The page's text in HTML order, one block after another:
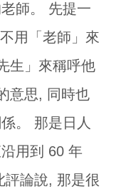
師。 先提一
用「老師」來
生」來稱呼他
意思, 同時也
。 那是日人
用到 60 年
評論說, 那是很